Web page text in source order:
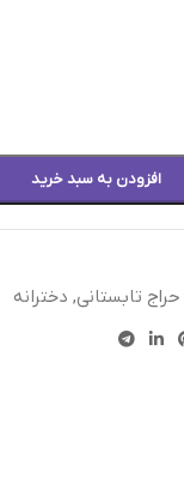
افزودن به سبد خرید
حراج تابستانی, دخترانه